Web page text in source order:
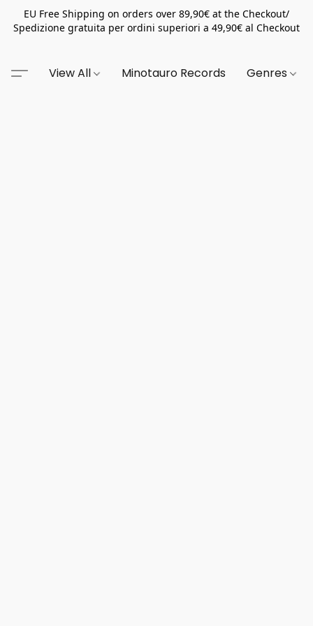
EU Free Shipping on orders over 89,90€ at the Checkout/
Spedizione gratuita per ordini superiori a 49,90€ al Checkout
View All Minotauro Records Genres